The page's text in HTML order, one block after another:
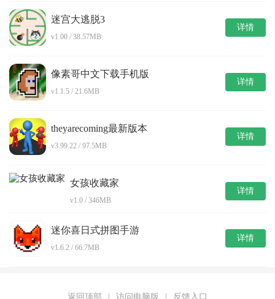
迷宫大逃脱3
v1.00 / 38.57MB
详情
像素哥中文下载手机版
v1.1.5 / 21.6MB
详情
theyarecoming最新版本
v3.99.22 / 97.5MB
详情
女孩收藏家
v1.0 / 346MB
详情
迷你喜日式拼图手游
v1.6.2 / 66.7MB
详情
返回顶部 访问电脑版 反馈入口